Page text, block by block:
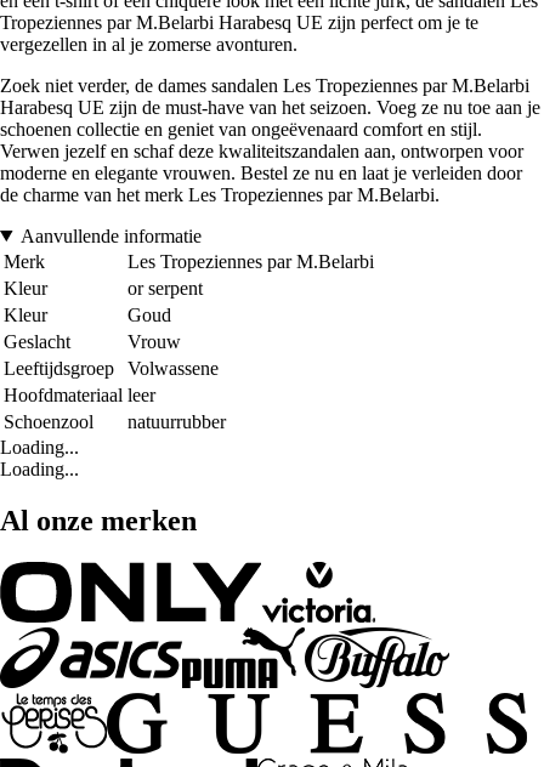
Tropeziennes par M.Belarbi Harabesq UE zijn perfect om je te
vergezellen in al je zomerse avonturen.
Zoek niet verder, de dames sandalen Les Tropeziennes par M.Belarbi
Harabesq UE zijn de must-have van het seizoen. Voeg ze nu toe aan je
schoenen collectie en geniet van ongeëvenaard comfort en stijl.
Verwen jezelf en schaf deze kwaliteitszandalen aan, ontworpen voor
moderne en elegante vrouwen. Bestel ze nu en laat je verleiden door
de charme van het merk Les Tropeziennes par M.Belarbi.
Aanvullende informatie
Merk
Les Tropeziennes par M.Belarbi
Kleur
or serpent
Kleur
Goud
Geslacht
Vrouw
Leeftijdsgroep
Volwassene
Hoofdmateriaal leer
Schoenzool
natuurrubber
Loading...
Loading...
Al onze merken